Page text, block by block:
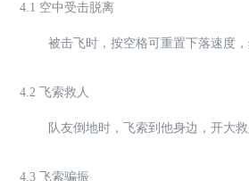
4.1 空中受击脱离
被击飞时，按空格可重置下落速度，
4.2 飞索救人
队友倒地时，飞索到他身边，开大救
4.3 飞索骗振